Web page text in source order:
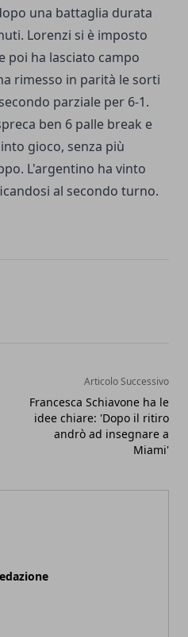
una battaglia durata
Lorenzi si è imposto
poi ha lasciato campo
rimesso in parità le sorti
parziale per 6-1.
ben 6 palle break e
gioco, senza più
L'argentino ha vinto
al secondo turno.
Articolo Successivo
Francesca Schiavone ha le
idee chiare: 'Dopo il ritiro
andrò ad insegnare a
Miami'